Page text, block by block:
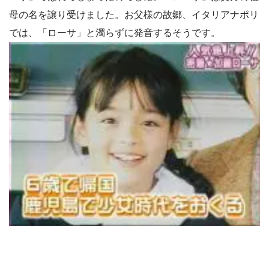
母の名を譲り受けました。お父様の故郷、イタリアナポリ
では、「ローサ」と濁らずに発音するそうです。